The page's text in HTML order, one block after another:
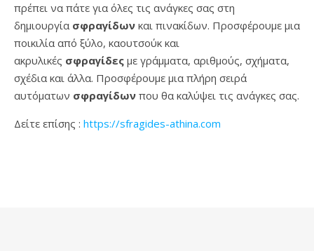
πρέπει να πάτε για όλες τις ανάγκες σας στη
δημιουργία σφραγίδων και πινακίδων. Προσφέρουμε μια
ποικιλία από ξύλο, καουτσούκ και
ακρυλικές σφραγίδες με γράμματα, αριθμούς, σχήματα,
σχέδια και άλλα. Προσφέρουμε μια πλήρη σειρά
αυτόματων σφραγίδων που θα καλύψει τις ανάγκες σας.
Δείτε επίσης : https://sfragides-athina.com